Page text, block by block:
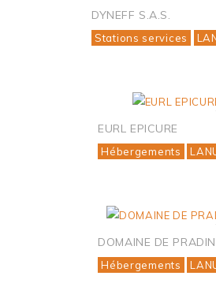
DYNEFF S.A.S.
Stations services
EURL EPICURE
Hébergements
DOMAINE DE
Hébergements